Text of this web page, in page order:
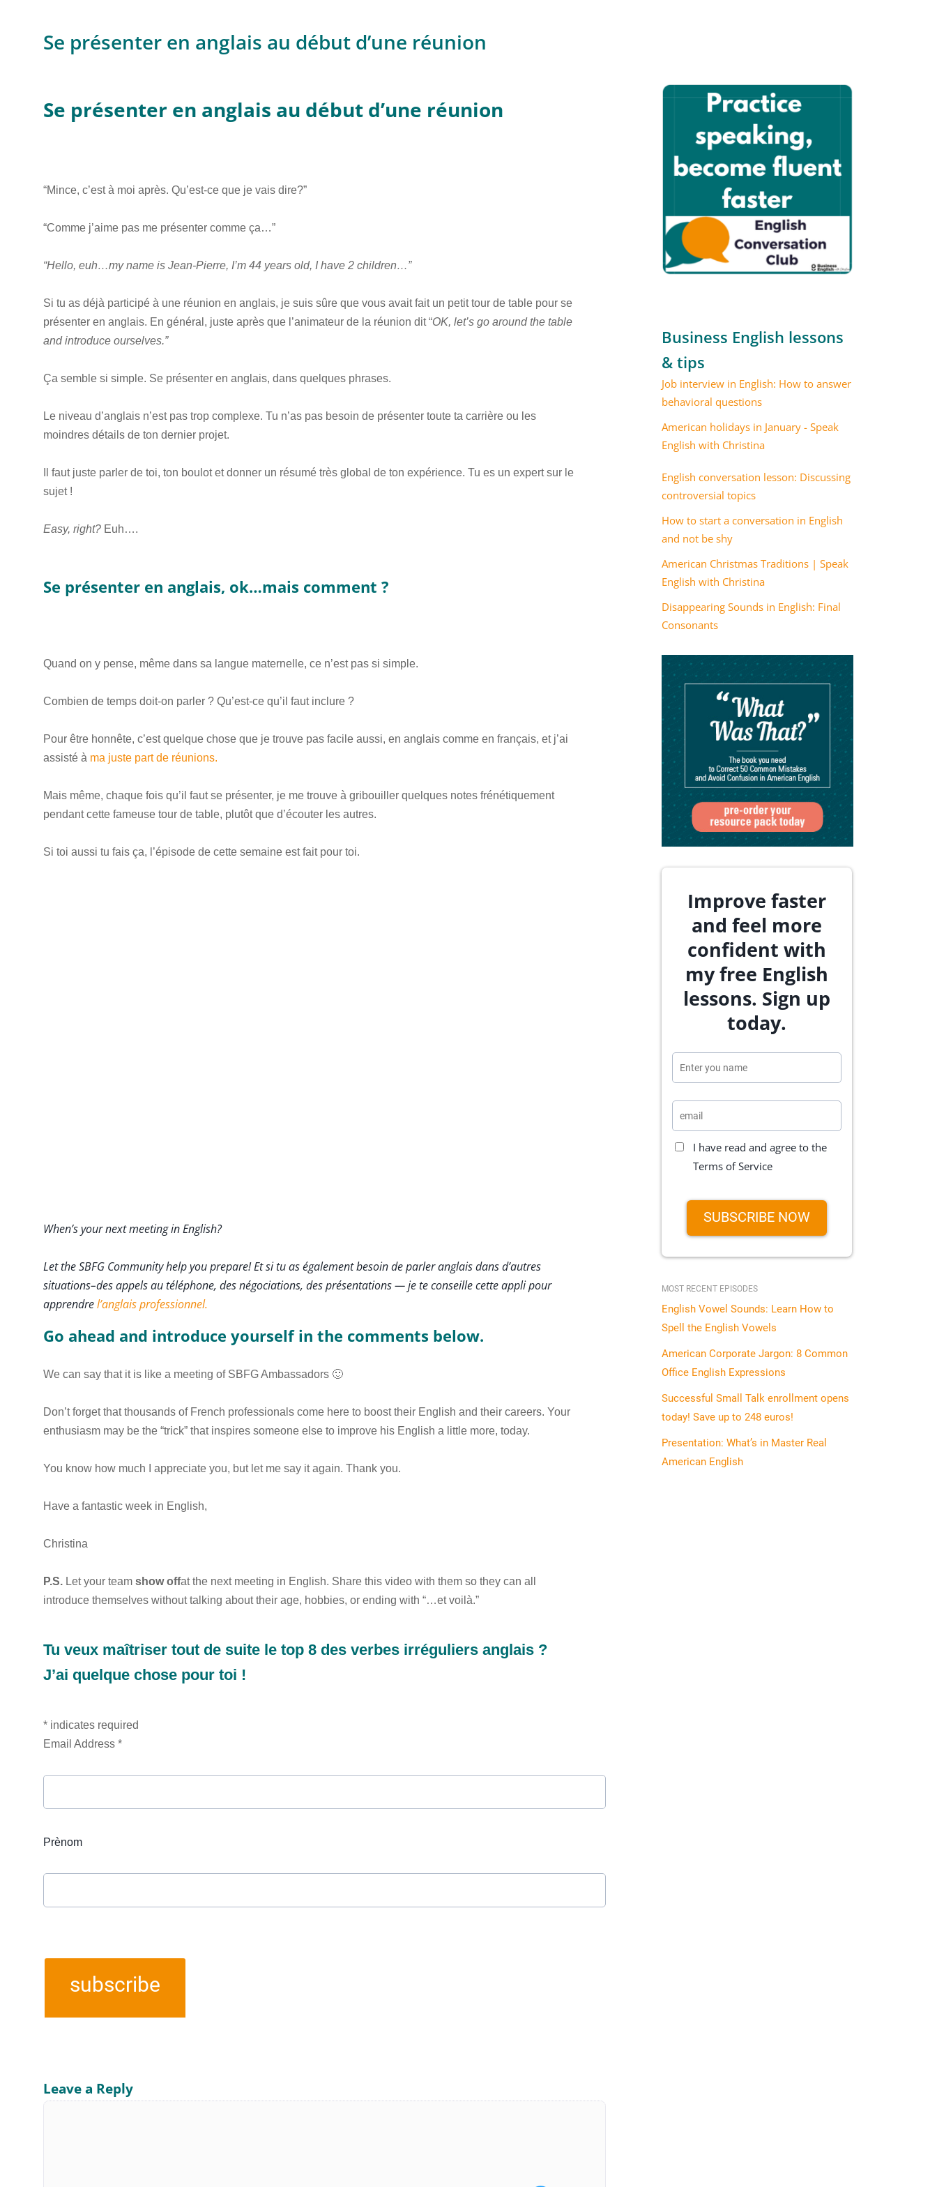
Se présenter en anglais au début d’une réunion
Se présenter en anglais au début d’une réunion
“Mince, c’est à moi après. Qu’est-ce que je vais dire?”
“Comme j’aime pas me présenter comme ça…”
“Hello, euh…my name is Jean-Pierre, I’m 44 years old, I have 2 children…”
Si tu as déjà participé à une réunion en anglais, je suis sûre que vous avait fait un petit tour de table pour se
présenter en anglais. En général, juste après que l’animateur de la réunion dit “OK, let’s go around the table
and introduce ourselves.”
Ça semble si simple. Se présenter en anglais, dans quelques phrases.
Le niveau d’anglais n’est pas trop complexe. Tu n’as pas besoin de présenter toute ta carrière ou les
moindres détails de ton dernier projet.
Il faut juste parler de toi, ton boulot et donner un résumé très global de ton expérience. Tu es un expert sur le
sujet !
Easy, right? Euh….
Se présenter en anglais, ok…mais comment ?
Quand on y pense, même dans sa langue maternelle, ce n’est pas si simple.
Combien de temps doit-on parler ? Qu’est-ce qu’il faut inclure ?
Pour être honnête, c’est quelque chose que je trouve pas facile aussi, en anglais comme en français, et j’ai
assisté à ma juste part de réunions.
Mais même, chaque fois qu’il faut se présenter, je me trouve à gribouiller quelques notes frénétiquement
pendant cette fameuse tour de table, plutôt que d’écouter les autres.
Si toi aussi tu fais ça, l’épisode de cette semaine est fait pour toi.
When’s your next meeting in English?
Let the SBFG Community help you prepare! Et si tu as également besoin de parler anglais dans d’autres
situations–des appels au téléphone, des négociations, des présentations — je te conseille cette appli pour
apprendrel’anglais professionnel.
Go ahead and introduce yourself in the comments below.
We can say that it is like a meeting of SBFG Ambassadors 🙂
Don’t forget that thousands of French professionals come here to boost their English and their careers. Your
enthusiasm may be the “trick” that inspires someone else to improve his English a little more, today.
You know how much I appreciate you, but let me say it again. Thank you.
Have a fantastic week in English,
Christina
P.S. Let your team show offat the next meeting in English. Share this video with them so they can all
introduce themselves without talking about their age, hobbies, or ending with “…et voilà.”
Tu veux maîtriser tout de suite le top 8 des verbes irréguliers anglais ?
J’ai quelque chose pour toi !
* indicates required
Email Address *
Prènom
subscribe
Leave a Reply
Business English lessons
& tips
Job interview in English: How to answer
behavioral questions
American holidays in January - Speak
English with Christina
English conversation lesson: Discussing
controversial topics
How to start a conversation in English
and not be shy
American Christmas Traditions | Speak
English with Christina
Disappearing Sounds in English: Final
Consonants
Improve faster
and feel more
confident with
my free English
lessons. Sign up
today.
I have read and agree to the
Terms of Service
SUBSCRIBE NOW
MOST RECENT EPISODES
English Vowel Sounds: Learn How to
Spell the English Vowels
American Corporate Jargon: 8 Common
Office English Expressions
Successful Small Talk enrollment opens
today! Save up to 248 euros!
Presentation: What’s in Master Real
American English